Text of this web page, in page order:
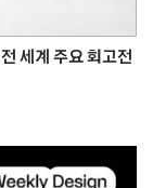
세계 주요 회고전